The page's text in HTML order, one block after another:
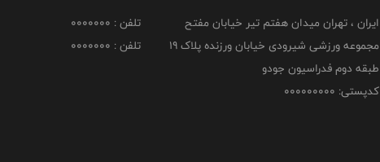
ایران ، تهران میدان هفتم تیر خیابان مفتح
مجموعه ورزشی شیرودی خیابان ورزنده پلاک ۱۹
طبقه دوم فدراسیون جودو
کدپستی: 000000000
تلفن : 0000000
تلفن : 0000000